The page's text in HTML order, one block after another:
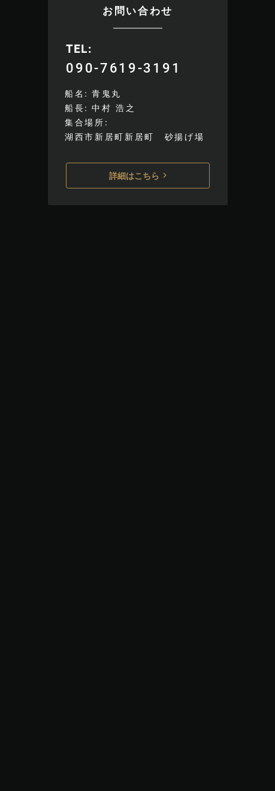
お問い合わせ
TEL
090-7619-3191
船名
青鬼丸
船長
中村 浩之
集合場所
湖西市新居町新居町 砂揚げ場
詳細はこちら